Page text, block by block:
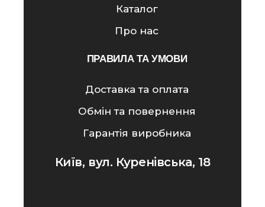
Каталог
Про нас
ПРАВИЛА ТА УМОВИ
Доставка та оплата
Обмін та повернення
Гарантія виробника
Київ, вул. Куренівська, 18